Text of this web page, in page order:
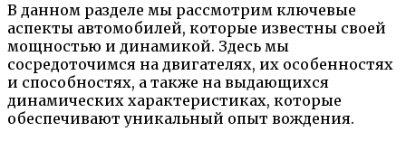
В данном разделе мы рассмотрим ключевые
аспекты автомобилей, которые известны своей
мощностью и динамикой. Здесь мы
сосредоточимся на двигателях, их особенностях
и способностях, а также на выдающихся
динамических характеристиках, которые
обеспечивают уникальный опыт вождения.